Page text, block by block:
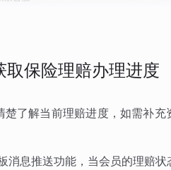
保险理赔办理进度
了解当前理赔进度，如需补充
消息推送功能，当会员的理赔状